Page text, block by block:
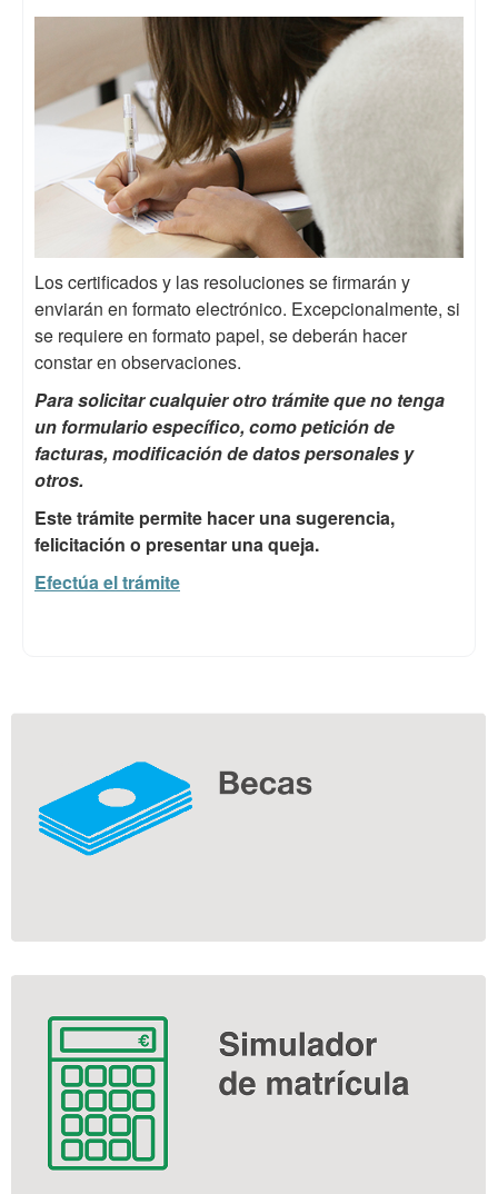
Los certificados y las resoluciones se firmarán y
enviarán en formato electrónico. Excepcionalmente, si
se requiere en formato papel, se deberán hacer
constar en observaciones.
Para solicitar cualquier otro trámite que no tenga
un formulario específico, como petición de
facturas, modificación de datos personales y
otros.
Este trámite permite hacer una sugerencia,
felicitación o presentar una queja.
Efectúa el trámite
Información
complementaria